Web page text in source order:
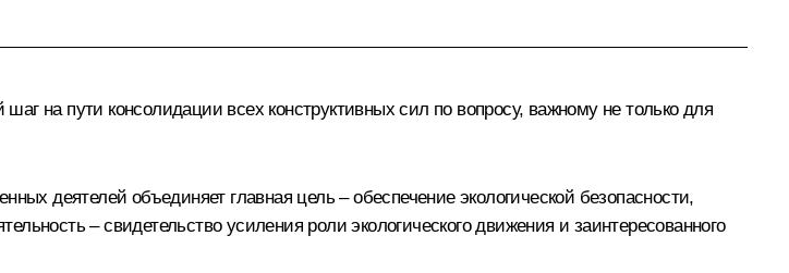
на пути консолидации всех конструктивных сил по вопросу, важному не только для
деятелей объединяет главная цель – обеспечение экологической безопасности,
– свидетельство усиления роли экологического движения и заинтересованного